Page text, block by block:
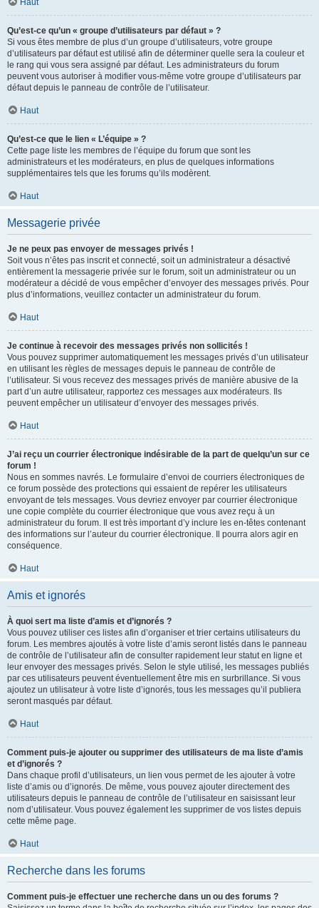
Haut
Qu’est-ce qu’un « groupe d’utilisateurs par défaut » ?
Si vous êtes membre de plus d’un groupe d’utilisateurs, votre groupe
d’utilisateurs par défaut est utilisé afin de déterminer quelle sera la couleur et
le rang qui vous sera assigné par défaut. Les administrateurs du forum
peuvent vous autoriser à modifier vous-même votre groupe d’utilisateurs par
défaut depuis le panneau de contrôle de l’utilisateur.
Haut
Qu’est-ce que le lien « L’équipe » ?
Cette page liste les membres de l’équipe du forum que sont les
administrateurs et les modérateurs, en plus de quelques informations
supplémentaires tels que les forums qu’ils modèrent.
Haut
Messagerie privée
Je ne peux pas envoyer de messages privés !
Soit vous n’êtes pas inscrit et connecté, soit un administrateur a désactivé
entièrement la messagerie privée sur le forum, soit un administrateur ou un
modérateur a décidé de vous empêcher d’envoyer des messages privés. Pour
plus d’informations, veuillez contacter un administrateur du forum.
Haut
Je continue à recevoir des messages privés non sollicités !
Vous pouvez supprimer automatiquement les messages privés d’un utilisateur
en utilisant les règles de messages depuis le panneau de contrôle de
l’utilisateur. Si vous recevez des messages privés de manière abusive de la
part d’un autre utilisateur, rapportez ces messages aux modérateurs. Ils
peuvent empêcher un utilisateur d’envoyer des messages privés.
Haut
J’ai reçu un courrier électronique indésirable de la part de quelqu’un sur ce
forum !
Nous en sommes navrés. Le formulaire d’envoi de courriers électroniques de
ce forum possède des protections qui essaient de repérer les utilisateurs
envoyant de tels messages. Vous devriez envoyer par courrier électronique
une copie complète du courrier électronique que vous avez reçu à un
administrateur du forum. Il est très important d’y inclure les en-têtes contenant
des informations sur l’auteur du courrier électronique. Il pourra alors agir en
conséquence.
Haut
Amis et ignorés
À quoi sert ma liste d’amis et d’ignorés ?
Vous pouvez utiliser ces listes afin d’organiser et trier certains utilisateurs du
forum. Les membres ajoutés à votre liste d’amis seront listés dans le panneau
de contrôle de l’utilisateur afin de consulter rapidement leur statut en ligne et
leur envoyer des messages privés. Selon le style utilisé, les messages publiés
par ces utilisateurs peuvent éventuellement être mis en surbrillance. Si vous
ajoutez un utilisateur à votre liste d’ignorés, tous les messages qu’il publiera
seront masqués par défaut.
Haut
Comment puis-je ajouter ou supprimer des utilisateurs de ma liste d’amis
et d’ignorés ?
Dans chaque profil d’utilisateurs, un lien vous permet de les ajouter à votre
liste d’amis ou d’ignorés. De même, vous pouvez ajouter directement des
utilisateurs depuis le panneau de contrôle de l’utilisateur en saisissant leur
nom d’utilisateur. Vous pouvez également les supprimer de vos listes depuis
cette même page.
Haut
Recherche dans les forums
Comment puis-je effectuer une recherche dans un ou des forums ?